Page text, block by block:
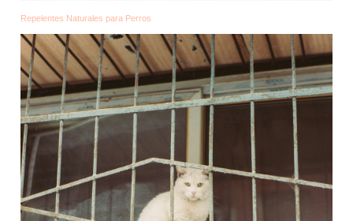
Repelentes Naturales para Perros